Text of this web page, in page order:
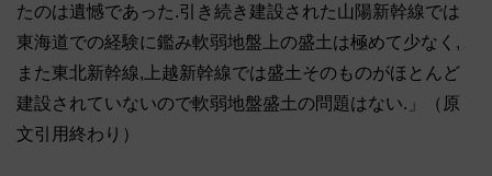
たのは遺憾であった.引き続き建設された山陽新幹線では
東海道での経験に鑑み軟弱地盤上の盛土は極めて少なく,
また東北新幹線,上越新幹線では盛土そのものがほとんど
建設されていないので軟弱地盤盛土の問題はない.」（原
文引用終わり）